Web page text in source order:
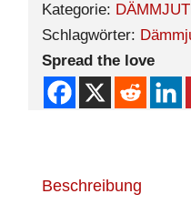
Kategorie:
Schlagwörter:
Spread the love
Beschreibung